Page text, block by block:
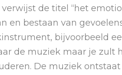
de titel “het
en bestaan van
bijvoorbeeld
de muziek maar je zult
De muziek